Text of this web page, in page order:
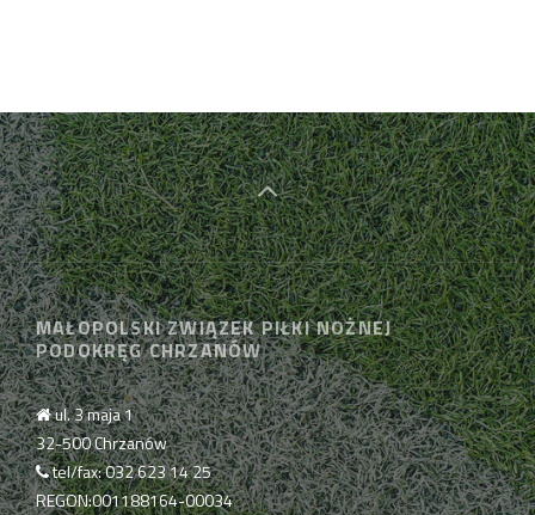
MAŁOPOLSKI ZWIĄZEK PIŁKI NOŻNEJ
PODOKRĘG CHRZANÓW
ul. 3 maja 1
32-500 Chrzanów
tel/fax: 032 623 14 25
REGON:001188164-00034